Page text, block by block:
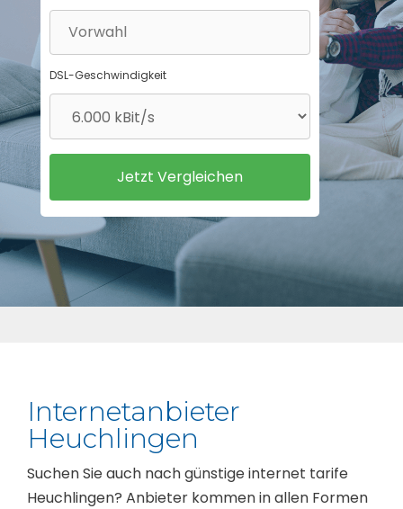
DSL-Geschwindigkeit
Internetanbieter
Heuchlingen
Suchen Sie auch nach günstige internet tarife
Heuchlingen? Anbieter kommen in allen Formen